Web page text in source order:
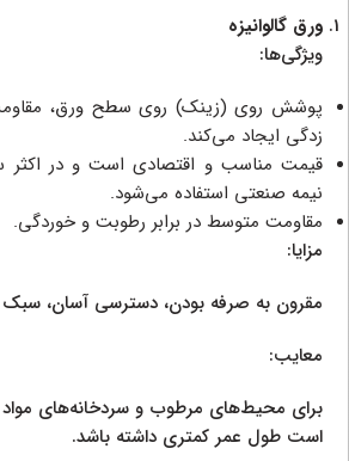
ورق گالوانیزه
ویژگی‌ها:
پوشش روی (زینک) روی سطح ورق،
زدگی ایجاد می‌کند.
قیمت مناسب و اقتصادی است و در اکثر
نیمه‌ صنعتی استفاده می‌شود.
مقاومت متوسط در برابر رطوبت و خوردگی.
مزایا:
مقرون‌ به‌ صرفه بودن، دسترسی آسان،
معایب:
برای محیط‌های مرطوب و سردخانه‌های
است طول عمر کمتری داشته باشد.